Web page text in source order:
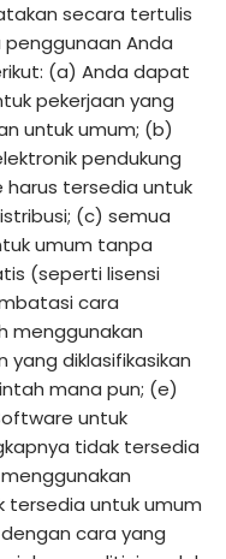
secara tertulis
Anda
(a) Anda dapat
pekerjaan yang
untuk umum; (b)
pendukung
tersedia untuk
(c) semua
umum tanpa
(seperti lisensi
cara
menggunakan
diklasifikasikan
mana pun; (e)
untuk
tidak tersedia
untuk umum
cara yang